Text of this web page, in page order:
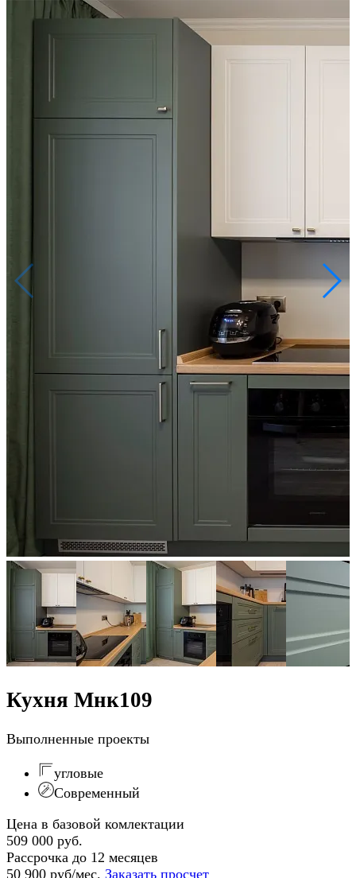
Кухня Мнк109
Выполненные проекты
угловые
Современный
Цена в базовой комлектации
509 000 руб.
Рассрочка до 12 месяцев
50 900 руб/мес. Заказать просчет